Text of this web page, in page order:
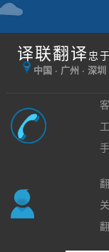
译联翻译 忠
中国 · 广州 · 深圳